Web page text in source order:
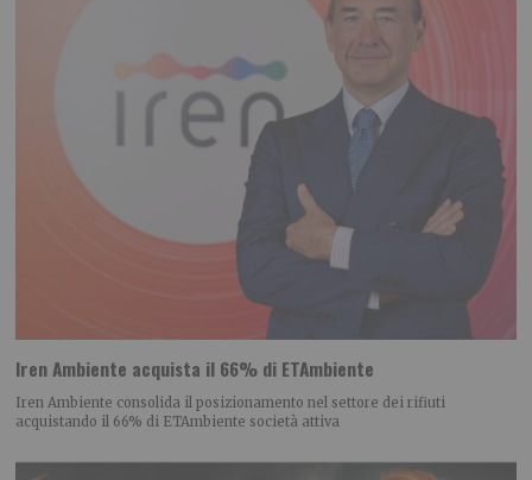
Iren Ambiente acquista il 66% di ETAmbiente
Iren Ambiente consolida il posizionamento nel settore dei rifiuti
acquistando il 66% di ETAmbiente società attiva